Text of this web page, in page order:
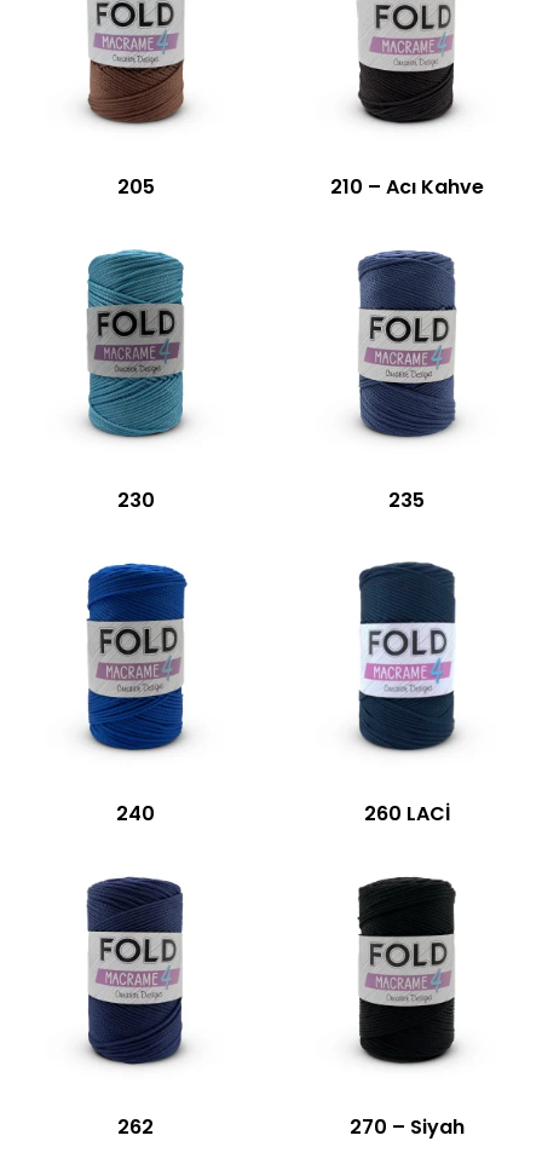
205 210 – Acı Kahve
230 235
240 260 LACİ
262 270 – Siyah